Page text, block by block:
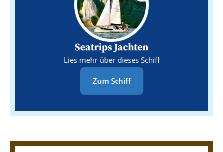
Seatrips Jachten
Lies mehr über dieses Schiff
Zum Schiff